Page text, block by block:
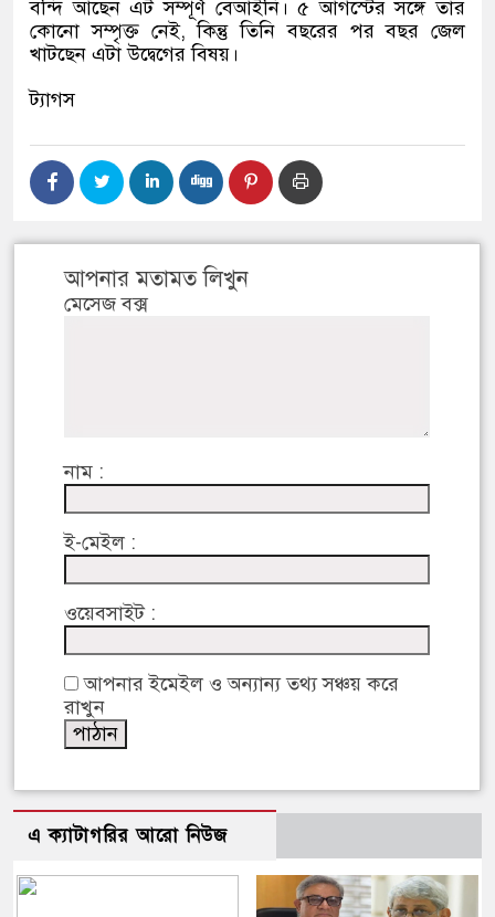
বন্দি আছেন এট সম্পূর্ণ বেআইনি। ৫ আগস্টের সঙ্গে তার
কোনো সম্পৃক্ত নেই,কিন্তু তিনি বছরের পর বছর জেল
খাটছেন এটা উদ্বেগের বিষয়।
ট্যাগস
আপনার মতামত লিখুন
মেসেজ বক্স
নাম :
ই-মেইল :
ওয়েবসাইট :
আপনার ইমেইল ও অন্যান্য তথ্য সঞ্চয় করে
রাখুন
এ ক্যাটাগরির আরো নিউজ